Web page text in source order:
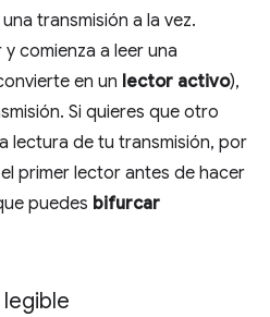
transmisión a la vez.
comienza a leer una
en un lector activo),
Si quieres que otro
lectura de tu transmisión, por
el primer lector antes de hacer
puedes bifurcar